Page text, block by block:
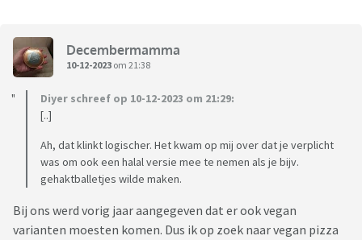
Decembermamma
10-12-2023 om 21:38
Diyer schreef op 10-12-2023 om 21:29:
[..]
Ah, dat klinkt logischer. Het kwam op mij over dat je verplicht
was om ook een halal versie mee te nemen als je bijv.
gehaktballetjes wilde maken.
Bij ons werd vorig jaar aangegeven dat er ook vegan
varianten moesten komen. Dus ik op zoek naar vegan pizza